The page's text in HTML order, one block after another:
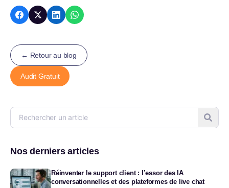
← Retour au blog
Audit Gratuit
Nos derniers articles
Réinventer le support client : l’essor des IA
conversationnelles et des plateformes de live chat